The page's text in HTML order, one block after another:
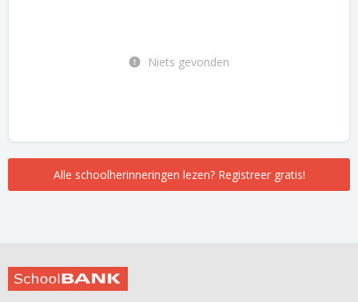
Niets gevonden
Alle schoolherinneringen lezen? Registreer gratis!